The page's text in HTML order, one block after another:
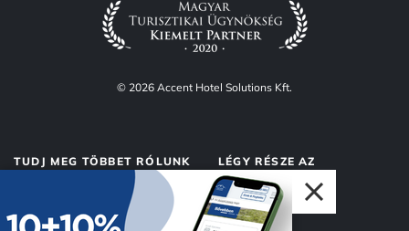
© 2026 Accent Hotel Solutions Kft.
TUDJ MEG TÖBBET RÓLUNK
Rólunk
LÉGY RÉSZE AZ
ACCENTNEK